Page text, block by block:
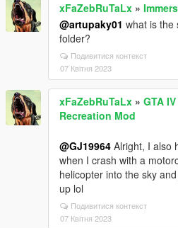
xFaZebRuTaLx »
@artupaky01 what is the
folder?
Подивитися контекст
07 Квітня 2023
xFaZebRuTaLx » GTA
Recreation Mod
@GJ19964 Alright, I also
when I crash with a
helicopter into the sky
up lol
Подивитися контекст
07 Квітня 2023